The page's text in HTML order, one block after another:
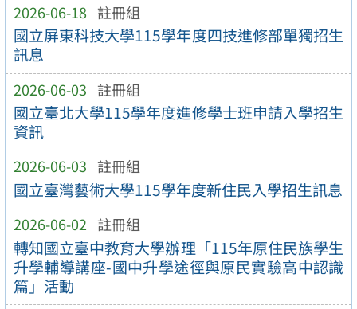
2026-06-18 註冊組
國立屏東科技大學115學年度四技進修部單獨招生
訊息
2026-06-03 註冊組
國立臺北大學115學年度進修學士班申請入學招生
資訊
2026-06-03 註冊組
國立臺灣藝術大學115學年度新住民入學招生訊息
2026-06-02 註冊組
轉知國立臺中教育大學辦理「115年原住民族學生
升學輔導講座-國中升學途徑與原民實驗高中認識
篇」活動